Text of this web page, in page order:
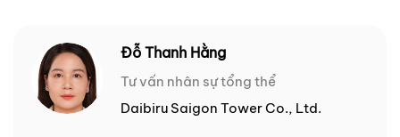
Đỗ Thanh Hằng
Tư vấn nhân sự tổng thể
Daibiru Saigon Tower Co., Ltd.